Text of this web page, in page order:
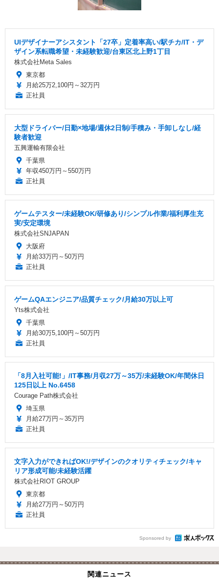
UIデザイナーアシスタント「27卒」定着率高い/駅チカ/IT・デ
ザイン系転職希望・未経験歓迎/台東区北上野1丁目
株式会社Meta Sales
東京都
月給25万2,100円～32万円
正社員
大型ドライバー/日勤×地場/週休2日制/手積み・手卸しなし/経
験者歓迎
五興運輸有限会社
千葉県
年収450万円～550万円
正社員
ゲームテスター/未経験OK/研修あり/シンプル作業/福利厚生充
実/安定環境
株式会社SNJAPAN
大阪府
月給33万円～50万円
正社員
ゲームQAエンジニア/品質チェック/月給30万以上可
Yts株式会社
千葉県
月給30万5,100円～50万円
正社員
「8月入社可能!」/IT事務/月収27万～35万/未経験OK/年間休日
125日以上 No.6458
Courage Path株式会社
埼玉県
月給27万円～35万円
正社員
文字入力ができればOK!/デザインのクオリティチェック/キャ
リア形成可能/未経験活躍
株式会社RIOT GROUP
東京都
月給27万円～50万円
正社員
Sponsored by
関連ニュース